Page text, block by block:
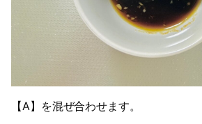
【A】を混ぜ合わせます。